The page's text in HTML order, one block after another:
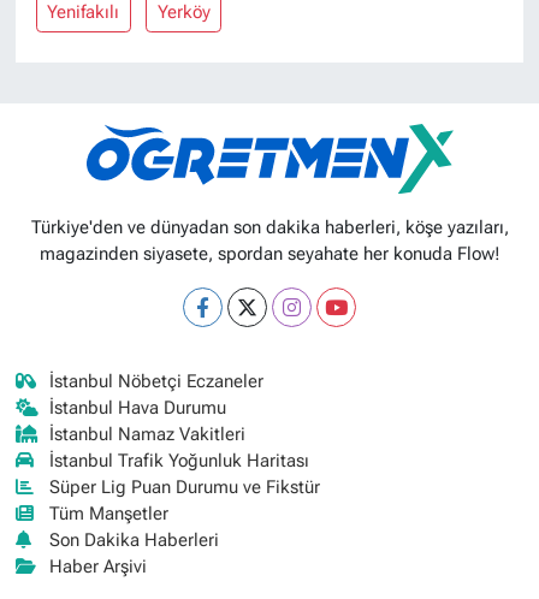
Yenifakılı Yerköy
Türkiye'den ve dünyadan son dakika haberleri, köşe yazıları,
magazinden siyasete, spordan seyahate her konuda Flow!
İstanbul Nöbetçi Eczaneler
İstanbul Hava Durumu
İstanbul Namaz Vakitleri
İstanbul Trafik Yoğunluk Haritası
Süper Lig Puan Durumu ve Fikstür
Tüm Manşetler
Son Dakika Haberleri
Haber Arşivi